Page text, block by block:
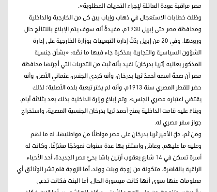
مصر مراقبة عودة العائلة لإجراء التحريات المطلوبة».
وظلت خطابات الاستعجال في ذهاب وإياب بين كل من الخارجية والداخلية
ومحافظة مصر حتى إبريل 1930م، مفيدةً أنه سوف يتم الإبلاغ بالنتائج حال
ورودها. وفي 20 من إبريل ردّتْ إدارة التبعييات بوزارة الخارجية على إدارة
الشؤون السياسية والتجارية بمذكرة جاء فيها ما نصّه: «بشأن جنسية
المذكور بعاليه (ثريا بدرخان) نفيد بأنه ثبت من التحريات التي أجرتها محافظة
مصر أن صحةَ اسمه أحمدُ ثريا بدرخان، وأنه كردي الجنس، عثماني الأصل، وأنه
حضر للقطر المصري سنة 1913م، وأنه لم يختر تبعية بلده الأصلية؛ لذلك
يقتضي اعتباره مصري الجنس». وتم إبلاغ وزارة الداخلية بذلك بعد بثلاثة أيام.
وبناءً عليه قامت الداخلية بمنح أحمد ثريا بدرخان الجنسية المصرية، واستخراج
جواز سفر مصري له.
ومن ثم، حلّ الأمير ثريا بدرخان على مصر مواطنًا من مواطنيها، له ما لهم
وعليه ما عليهم. وعاش واستقر بها عدة سنوات نموذجًا مشرّفًا. وكانت له
أسرة تسكن في 14 شارع يعقوب أرتين باشا بحيّ مصر الجديدة، أحد الأحياء
الراقية بالقاهرة. متكونة من زوجة وبنت وولد، أما الزوجة فلم تشر الوثائق أي
معلومات عنها سوى أنها كانت ميسورة الحال. أما البنت فكانت تدعى